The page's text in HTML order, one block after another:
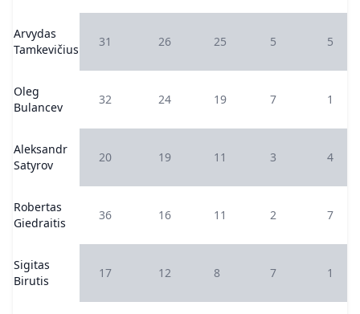
Arvydas
Tamkevičius
31 26 25 5 5
Oleg
Bulancev
32 24 19 7 1
Aleksandr
Satyrov
20 19 11 3 4
Robertas
Giedraitis
36 16 11 2 7
Sigitas
Birutis
17 12 8 7 1